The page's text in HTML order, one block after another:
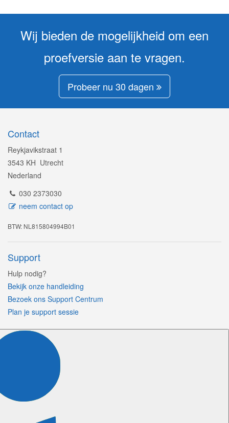
Wij bieden de mogelijkheid om een
proefversie aan te vragen.
Probeer nu 30 dagen
Contact
Reykjavikstraat 1
3543 KH Utrecht
Nederland
030 2373030
neem contact op
BTW: NL815804994B01
Support
Hulp nodig?
Bekijk onze handleiding
Bezoek ons Support Centrum
Plan je support sessie
Volg ons
Certificeringen